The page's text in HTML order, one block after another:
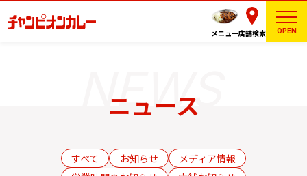
メニュー店舗検索 OPEN
ニュース
すべて お知らせ
メディア情報